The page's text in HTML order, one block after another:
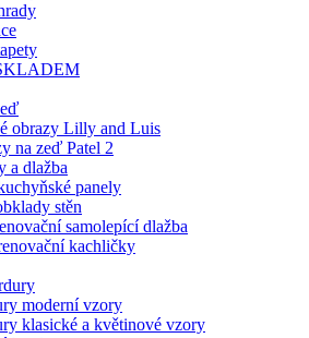
obrazy Lilly and Luis
na zeď Patel 2
a dlažba
panely
stěn
samolepící dlažba
kachličky
moderní vzory
klasické a květinové vzory